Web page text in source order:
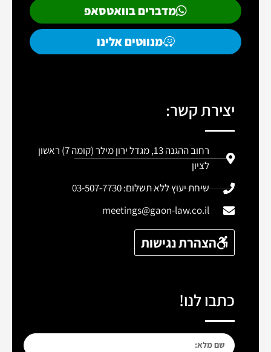
מדברים בוואטסאפ
מנווטים אלינו
יצירת קשר:
רחוב ההגנה 13, מגדל ירון מילר (קומה 7) ראשון
לציון
שיחת יעוץ ללא תשלום: 03-507-7730
meetings@gaon-law.co.il
הצהרת נגישות
כתבו לנו!